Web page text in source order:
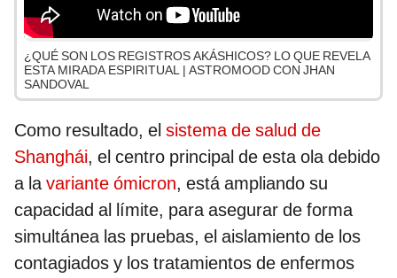
¿QUÉ SON LOS REGISTROS AKÁSHICOS? LO QUE REVELA
ESTA MIRADA ESPIRITUAL | ASTROMOOD CON JHAN
SANDOVAL
Como resultado, el sistema de salud de
Shanghái, el centro principal de esta ola debido
a lavariante ómicron, está ampliando su
capacidad al límite, para asegurar de forma
simultánea las pruebas, el aislamiento de los
contagiados y los tratamientos de enfermos